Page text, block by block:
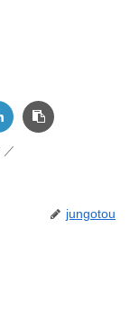
jungotou